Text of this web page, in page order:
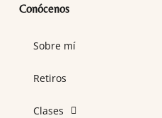
Conócenos
Sobre mí
Retiros
Clases